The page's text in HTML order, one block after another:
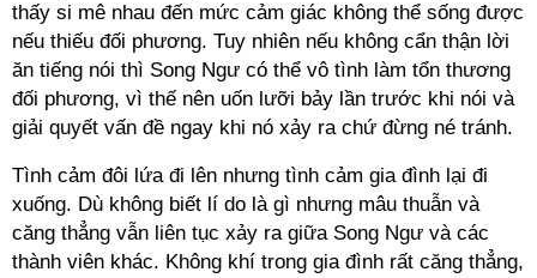
thấy si mê nhau đến mức cảm giác không thể sống được
nếu thiếu đối phương. Tuy nhiên nếu không cẩn thận lời
ăn tiếng nói thì Song Ngư có thể vô tình làm tổn thương
đối phương, vì thế nên uốn lưỡi bảy lần trước khi nói và
giải quyết vấn đề ngay khi nó xảy ra chứ đừng né tránh.
Tình cảm đôi lứa đi lên nhưng tình cảm gia đình lại đi
xuống. Dù không biết lí do là gì nhưng mâu thuẫn và
căng thẳng vẫn liên tục xảy ra giữa Song Ngư và các
thành viên khác. Không khí trong gia đình rất căng thẳng,